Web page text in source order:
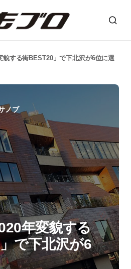
貌する街BEST20」で下北沢が6位に選
ノブ
年変貌する
で下北沢が6